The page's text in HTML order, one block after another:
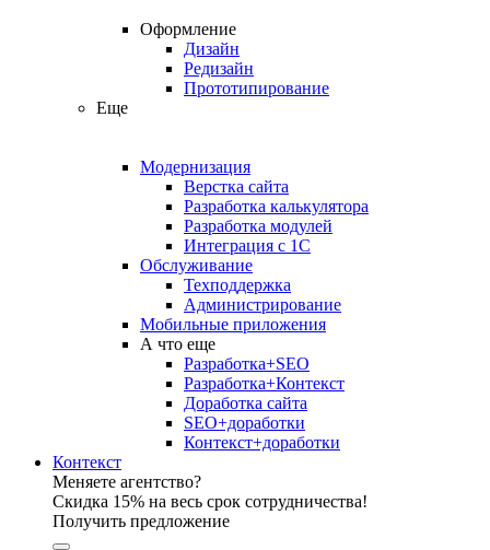
Оформление
Дизайн
Редизайн
Прототипирование
Еще
Модернизация
Верстка сайта
Разработка калькулятора
Разработка модулей
Интеграция с 1С
Обслуживание
Техподдержка
Администрирование
Мобильные приложения
А что еще
Разработка+SEO
Разработка+Контекст
Доработка сайта
SEO+доработки
Контекст+доработки
Контекст
Меняете агентство?
Скидка 15% на весь срок сотрудничества!
Получить предложение